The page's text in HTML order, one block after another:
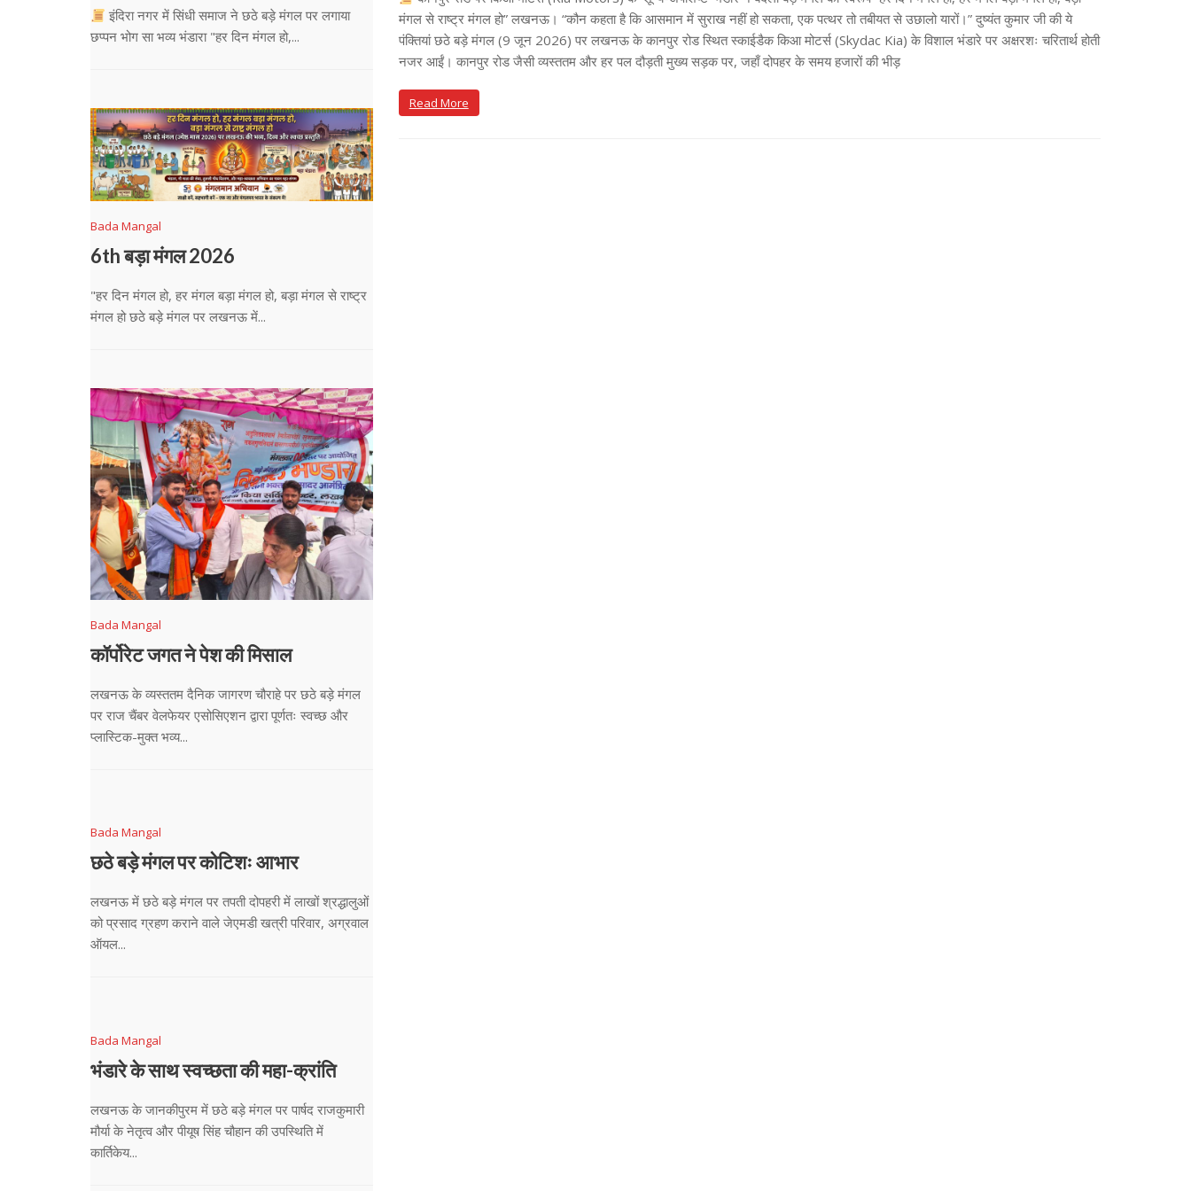
मंगल से राष्ट्र मंगल हो” लखनऊ। “कौन कहता है कि आसमान में सुराख नहीं हो सकता, एक पत्थर तो तबीयत से उछालो यारों।” दुष्यंत कुमार जी की ये
पंक्तियां छठे बड़े मंगल (9 जून 2026) पर लखनऊ के कानपुर रोड स्थित स्काईडैक किआ मोटर्स (Skydac Kia) के विशाल भंडारे पर अक्षरशः चरितार्थ होती
नजर आईं। कानपुर रोड जैसी व्यस्ततम और हर पल दौड़ती मुख्य सड़क पर, जहाँ दोपहर के समय हजारों की भीड़
Read More
इंदिरा नगर में सिंधी समाज ने छठे बड़े मंगल पर लगाया
छप्पन भोग सा भव्य भंडारा "हर दिन मंगल हो,...
Bada Mangal
6th बड़ा मंगल 2026
"हर दिन मंगल हो, हर मंगल बड़ा मंगल हो, बड़ा मंगल से राष्ट्र
मंगल हो छठे बड़े मंगल पर लखनऊ में...
Bada Mangal
कॉर्पोरेट जगत ने पेश की मिसाल
लखनऊ के व्यस्ततम दैनिक जागरण चौराहे पर छठे बड़े मंगल
पर राज चैंबर वेलफेयर एसोसिएशन द्वारा पूर्णतः स्वच्छ और
प्लास्टिक-मुक्त भव्य...
Bada Mangal
छठे बड़े मंगल पर कोटिशः आभार
लखनऊ में छठे बड़े मंगल पर तपती दोपहरी में लाखों श्रद्धालुओं
को प्रसाद ग्रहण कराने वाले जेएमडी खत्री परिवार, अग्रवाल
ऑयल...
Bada Mangal
भंडारे के साथ स्वच्छता की महा-क्रांति
लखनऊ के जानकीपुरम में छठे बड़े मंगल पर पार्षद राजकुमारी
मौर्या के नेतृत्व और पीयूष सिंह चौहान की उपस्थिति में
कार्तिकेय...